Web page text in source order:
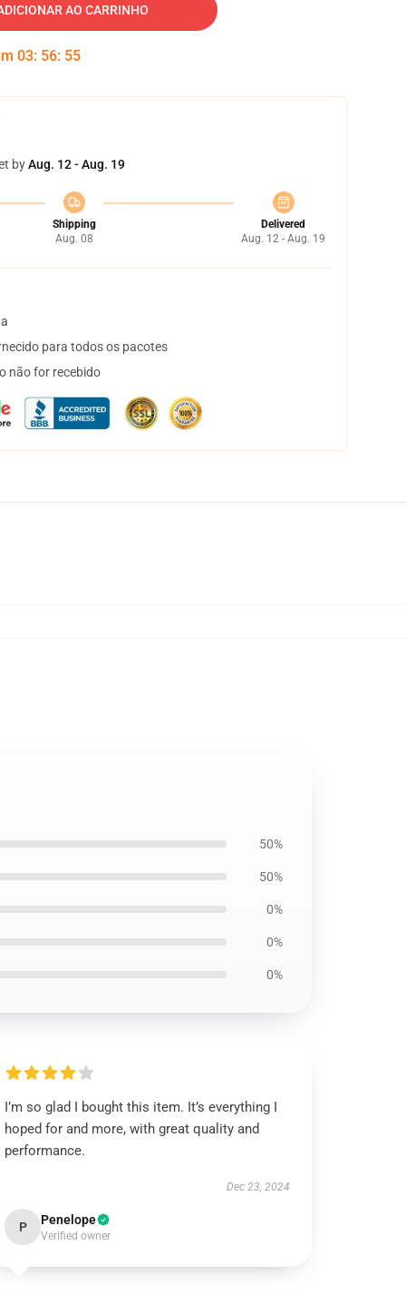
AO CARRINHO
03: 56: 54
byAug. 12 - Aug. 19
Shipping
Aug. 08
Delivered
Aug. 12 - Aug. 19
para todos os pacotes
não for recebido
50%
50%
0%
0%
0%
I’m so glad I bought this item. It’s everything I
hoped for and more, with great quality and
performance.
Dec 23, 2024
P Penelope
Verified owner